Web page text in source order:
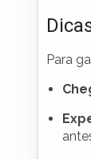
Para